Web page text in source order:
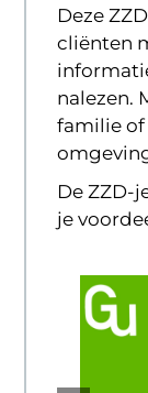
Deze
cliënten
nalezen.
familie of
De ZZD-
je